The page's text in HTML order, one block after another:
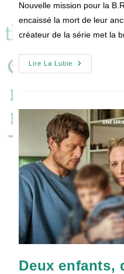
Nouvelle mission pour la
encaissé la mort de leur
créateur de la série met la
Lire La Lubie
B.R.I
Saison
Nouveaux
Ennemis
Et
Nouvelle
Recrue
!
Deux enfants,